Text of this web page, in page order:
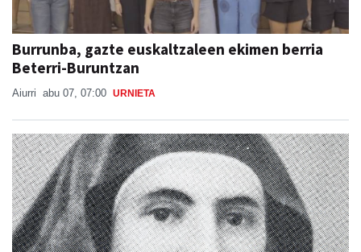
Burrunba, gazte euskaltzaleen ekimen berria
Beterri-Buruntzan
Aiurri abu 07, 07:00 URNIETA